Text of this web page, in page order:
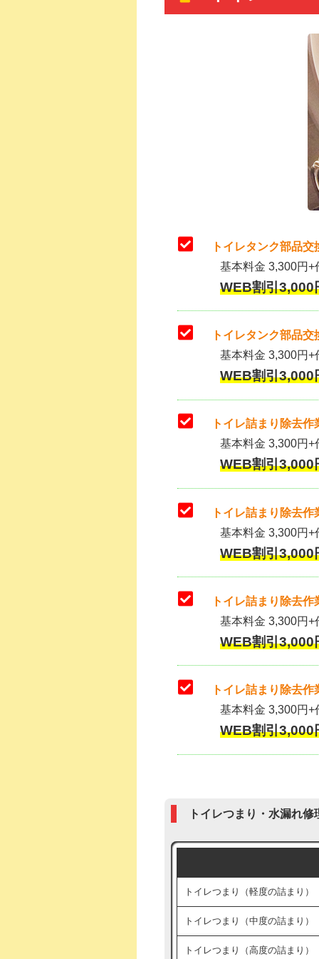
トイレタンク部品
基本料金 3,300円
WEB割引3,000
トイレタンク部品
基本料金 3,300円+
WEB割引3,000
トイレ詰まり除去作
基本料金 3,300円+
WEB割引3,000
トイレ詰まり除去
基本料金 3,300円+
WEB割引3,000
トイレ詰まり除去
基本料金 3,300円+
WEB割引3,000
トイレ詰まり除去
基本料金 3,300円+
WEB割引3,000
トイレつまり・水漏れ
トイレつまり（軽度の詰まり）
トイレつまり（中度の詰まり）
トイレつまり（高度の詰まり）